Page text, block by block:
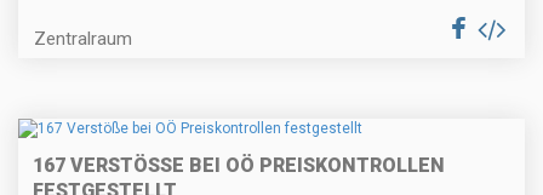
Zentralraum
167 VERSTÖSSE BEI OÖ PREISKONTROLLEN F